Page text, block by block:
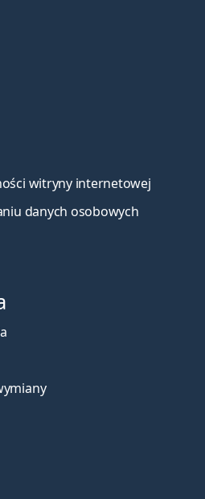
witryny internetowej
danych osobowych